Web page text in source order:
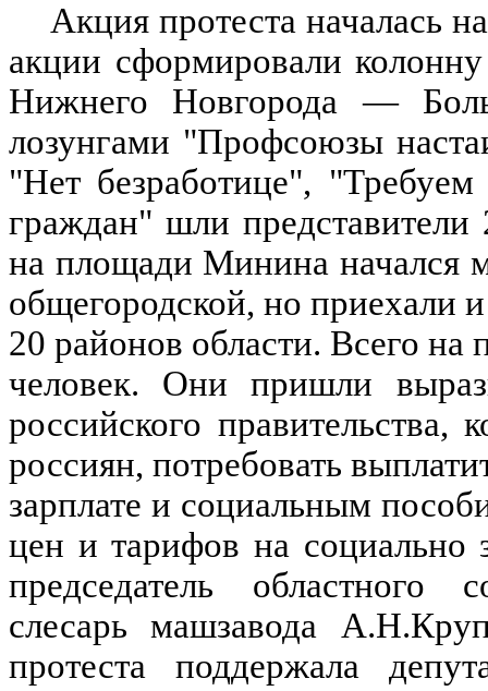
Акция протеста началась
акции сформировали
Нижнего Новгорода —
лозунгами "Профсоюзы
"Нет безработице",
граждан" шли
на площади Минина начался
общегородской, но приехали
20 районов области. Всего на
человек. Они пришли
российского
россиян, потребовать
зарплате и социальным
цен и тарифов на социально
председатель областного
слесарь машзавода
протеста поддержала